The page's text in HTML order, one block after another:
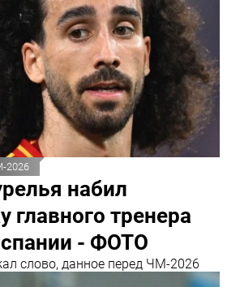
2026
набил
главного тренера
- ФОТО
слово, данное перед ЧМ-2026